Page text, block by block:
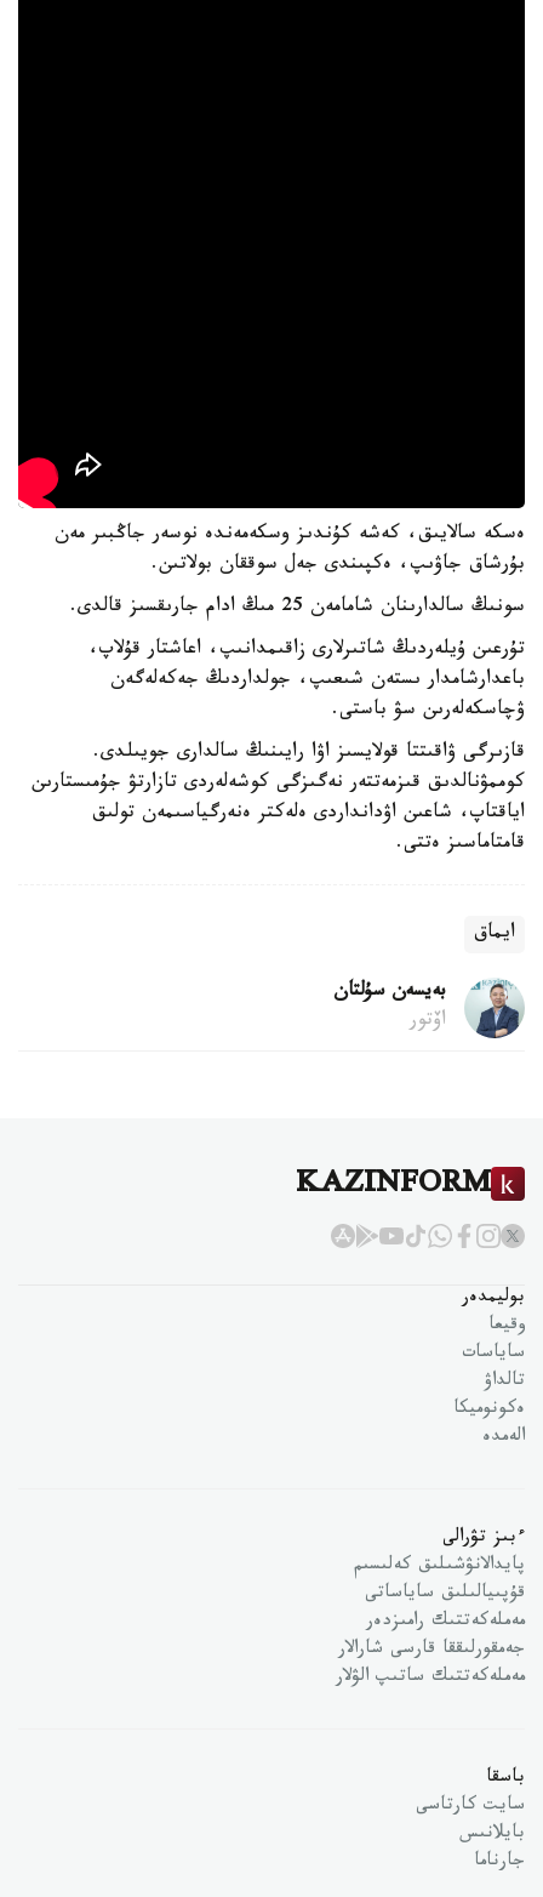
ەسكە سالايىق، كەشە كۇندىز وسكەمەندە نوسەر جاڭبىر مەن
بۇرشاق جاۋىپ، ەكپىندى جەل سوققان بولاتىن.
سونىڭ سالدارىنان شامامەن 25 مىڭ ادام جارىقسىز قالدى.
تۇرعىن ۇيلەردىڭ شاتىرلارى زاقىمدانىپ، اعاشتار قۇلاپ،
باعدارشامدار ىستەن شىعىپ، جولداردىڭ جەكەلەگەن
ۋچاسكەلەرىن سۋ باستى.
قازىرگى ۋاقىتتا قولايسىز اۋا رايىنىڭ سالدارى جويىلدى.
كوممۋنالدىق قىزمەتتەر نەگىزگى كوشەلەردى تازارتۋ جۇمىستارىن
اياقتاپ، شاعىن اۋدانداردى ەلەكتر ەنەرگياسىمەن تولىق
قامتاماسىز ەتتى.
ايماق
بەيسەن سۇلتان
اۆتور
KAZINFORM
بوليمدەر
وقيعا
ساياسات
تالداۋ
ەكونوميكا
الەمدە
ءبىز تۋرالى
پايدالانۋشىلىق كەلىسىم
قۇپىيالىلىق ساياساتى
مەملەكەتتىك رامىزدەر
جەمقورلىققا قارسى شارالار
مەملەكەتتىك ساتىپ الۋلار
باسقا
سايت كارتاسى
بايلانىس
جارناما